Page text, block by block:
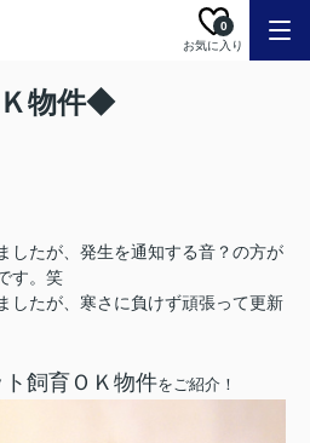
お気に入り
0
物件◆
したが、発生を通知する音？の方が
す。笑
したが、寒さに負けず頑張って更新
ト飼育ＯＫ物件をご紹介！